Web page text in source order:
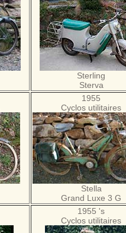
Sterling
Sterva
1955
Cyclos utilitaires
Stella
Grand Luxe 3 G
1955 's
Cyclos utilitaires